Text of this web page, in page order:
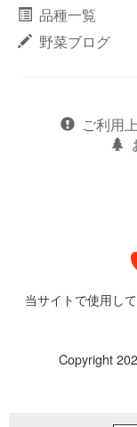
品種一覧
野菜ブログ
ご利用
当サイトで使用し
Copyright